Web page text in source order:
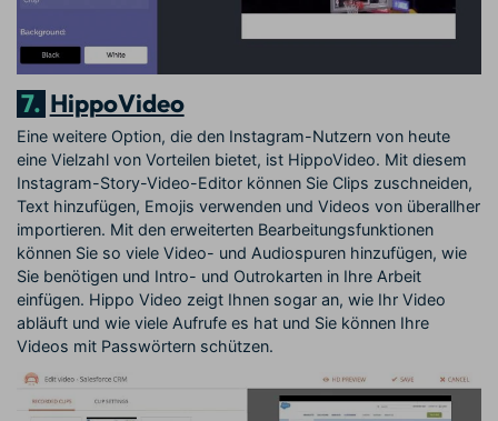
7. HippoVideo
Eine weitere Option, die den Instagram-Nutzern von heute
eine Vielzahl von Vorteilen bietet, ist HippoVideo. Mit diesem
Instagram-Story-Video-Editor können Sie Clips zuschneiden,
Text hinzufügen, Emojis verwenden und Videos von überallher
importieren. Mit den erweiterten Bearbeitungsfunktionen
können Sie so viele Video- und Audiospuren hinzufügen, wie
Sie benötigen und Intro- und Outrokarten in Ihre Arbeit
einfügen. Hippo Video zeigt Ihnen sogar an, wie Ihr Video
abläuft und wie viele Aufrufe es hat und Sie können Ihre
Videos mit Passwörtern schützen.